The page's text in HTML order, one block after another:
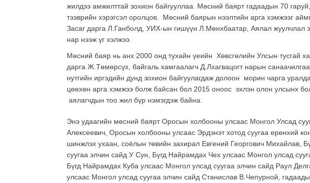
жилдээ амжилттай зохион байгууллаа. Мөсний баярт гадаадын 70
тээврийн хэрэгсэл оролцов. Мөсний баярын нээлтийн арга хэмжээг
Засаг дарга Л.Ганболд, УИХ-ын гишүүн Л.Мөнхбаатар, Аялал жуулчлал
нар нээж үг хэлжээ.
Мөсний баяр нь анх 2000 онд тухайн үеийн Хөвсгөлийн Улсын тусгай
дарга Ж.Төмөрсүх, байгаль хамгаалагч Д.Лхагвацогт нарын
нутгийн иргэдийн дунд зохион байгуулагдаж долоон морин чарга
цөөхөн арга хэмжээ болж байсан бол 2015 оноос эхлэн олон улсынх
аялагчдын тоо жил бүр нэмэгдэж байна.
Энэ удаагийн мөсний баярт Оросын холбооны улсаас Монгол Улсад
Алексеевич, Оросын холбооны улсаас Эрдэнэт хотод суугаа ерөнхий
шинжлэх ухаан, соёлын төвийн захирал Евгений Георгович Михайлав,
суугаа элчин сайд У Сун, Бүгд Найрамдах Чех улсаас Монгол улсад
Бүгд Найрамдах Куба улсаас Монгол улсад суугаа элчин сайд Раул
улсаас Монгол улсад суугаа элчин сайд Станислав В.Чепурной,